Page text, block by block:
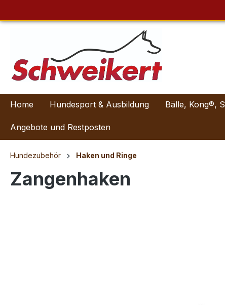
Home Hundesport & Ausbildung Bälle, Kong®,
Angebote und Restposten
Hundezubehör Haken und Ringe
Zangenhaken